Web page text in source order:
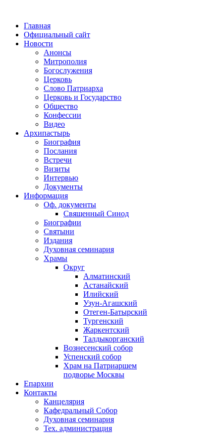
Главная
Официальный сайт
Новости
Анонсы
Митрополия
Богослужения
Церковь
Слово Патриарха
Церковь и Государство
Общество
Конфессии
Видео
Архипастырь
Биография
Послания
Встречи
Визиты
Интервью
Документы
Информация
Оф. документы
Священный Синод
Биографии
Святыни
Издания
Духовная семинария
Храмы
Округ
Алматинский
Астанайский
Илийский
Узун-Агашский
Отеген-Батырский
Тургенский
Жаркентский
Талдыкорганский
Вознесенский собор
Успенский собор
Храм на Патриаршем
подворье Москвы
Епархии
Контакты
Канцелярия
Кафедральный Собор
Духовная семинария
Тех. администрация